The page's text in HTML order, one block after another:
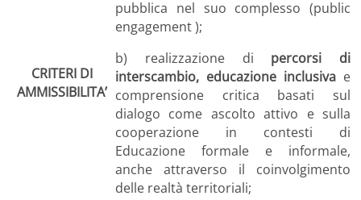
CRITERI DI
AMMISSIBILITA’
pubblica nel suo complesso (public
engagement );
b) realizzazione di percorsi di
interscambio, educazione inclusiva e
comprensione critica basati sul
dialogo come ascolto attivo e sulla
cooperazione in contesti di
Educazione formale e informale,
anche attraverso il coinvolgimento
delle realtà territoriali;